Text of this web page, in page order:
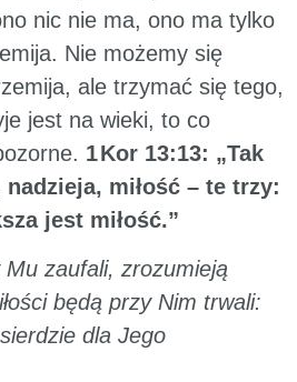
nic nie ma, ono ma tylko
Nie możemy się
ale trzymać się tego,
jest na wieki, to co
1 Kor 13:13: „Tak
miłość – te trzy:
jest miłość.”
zaufali, zrozumieją
będą przy Nim trwali:
dla Jego